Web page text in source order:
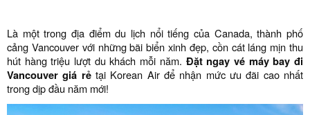
Là một trong địa điểm du lịch nổi tiếng của Canada, thành phố
cảng Vancouver với những bãi biển xinh đẹp, cồn cát láng mịn thu
hút hàng triệu lượt du khách mỗi năm. Đặt ngay vé máy bay đi
Vancouver giá rẻtại Korean Air để nhận mức ưu đãi cao nhất
trong dịp đầu năm mới!